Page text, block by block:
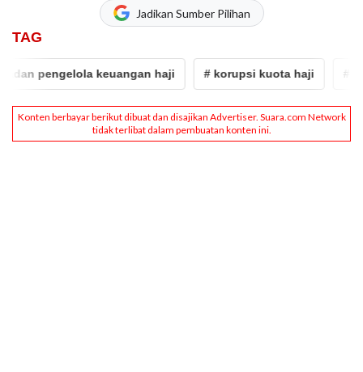
Jadikan Sumber Pilihan
TAG
pengelola keuangan haji # korupsi kuota haji # kpk